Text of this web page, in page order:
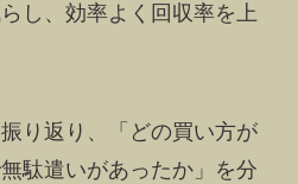
し、効率よく回収率を上
り返り、「どの買い方が
駄遣いがあったか」を分